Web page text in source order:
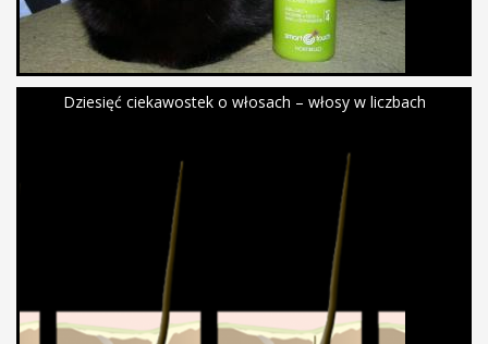
Dziesięć ciekawostek o włosach – włosy w liczbach